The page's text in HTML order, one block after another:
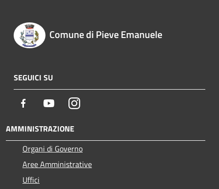
Comune di Pieve Emanuele
SEGUICI SU
Facebook YoutubeInstagram
AMMINISTRAZIONE
Organi di Governo
Aree Amministrative
Uffici